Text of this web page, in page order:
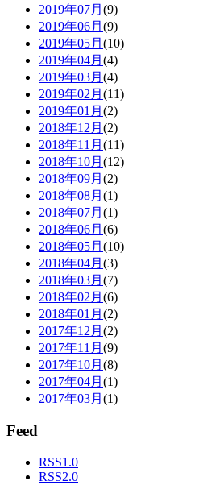
2019年07月 (9)
2019年06月 (9)
2019年05月 (10)
2019年04月 (4)
2019年03月 (4)
2019年02月 (11)
2019年01月 (2)
2018年12月 (2)
2018年11月 (11)
2018年10月 (12)
2018年09月 (2)
2018年08月 (1)
2018年07月 (1)
2018年06月 (6)
2018年05月 (10)
2018年04月 (3)
2018年03月 (7)
2018年02月 (6)
2018年01月 (2)
2017年12月 (2)
2017年11月 (9)
2017年10月 (8)
2017年04月 (1)
2017年03月 (1)
Feed
RSS1.0
RSS2.0